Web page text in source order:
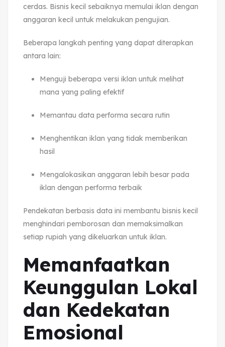
cerdas. Bisnis kecil sebaiknya memulai iklan dengan
anggaran kecil untuk melakukan pengujian.
Beberapa langkah penting yang dapat diterapkan
antara lain:
Menguji beberapa versi iklan untuk melihat
mana yang paling efektif
Memantau data performa secara rutin
Menghentikan iklan yang tidak memberikan
hasil
Mengalokasikan anggaran lebih besar pada
iklan dengan performa terbaik
Pendekatan berbasis data ini membantu bisnis kecil
menghindari pemborosan dan memaksimalkan
setiap rupiah yang dikeluarkan untuk iklan.
Memanfaatkan
Keunggulan Lokal
dan Kedekatan
Emosional